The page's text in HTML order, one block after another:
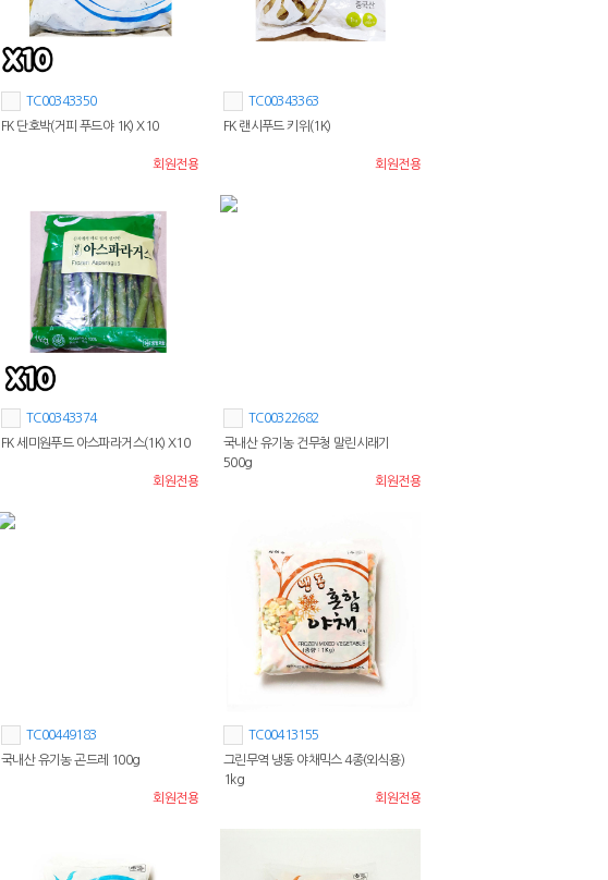
TC00343350
FK 단호박(거피 푸드야 1K) X10
회원전용
TC00343363
FK 랜시푸드 키위(1K)
회원전용
TC00343374
FK 세미원푸드 아스파라거스(1K) X10
회원전용
TC00322682
국내산 유기농 건무청 말린시래기
500g
회원전용
TC00449183
국내산 유기농 곤드레 100g
회원전용
TC00413155
그린무역 냉동 야채믹스 4종(외식용)
1kg
회원전용